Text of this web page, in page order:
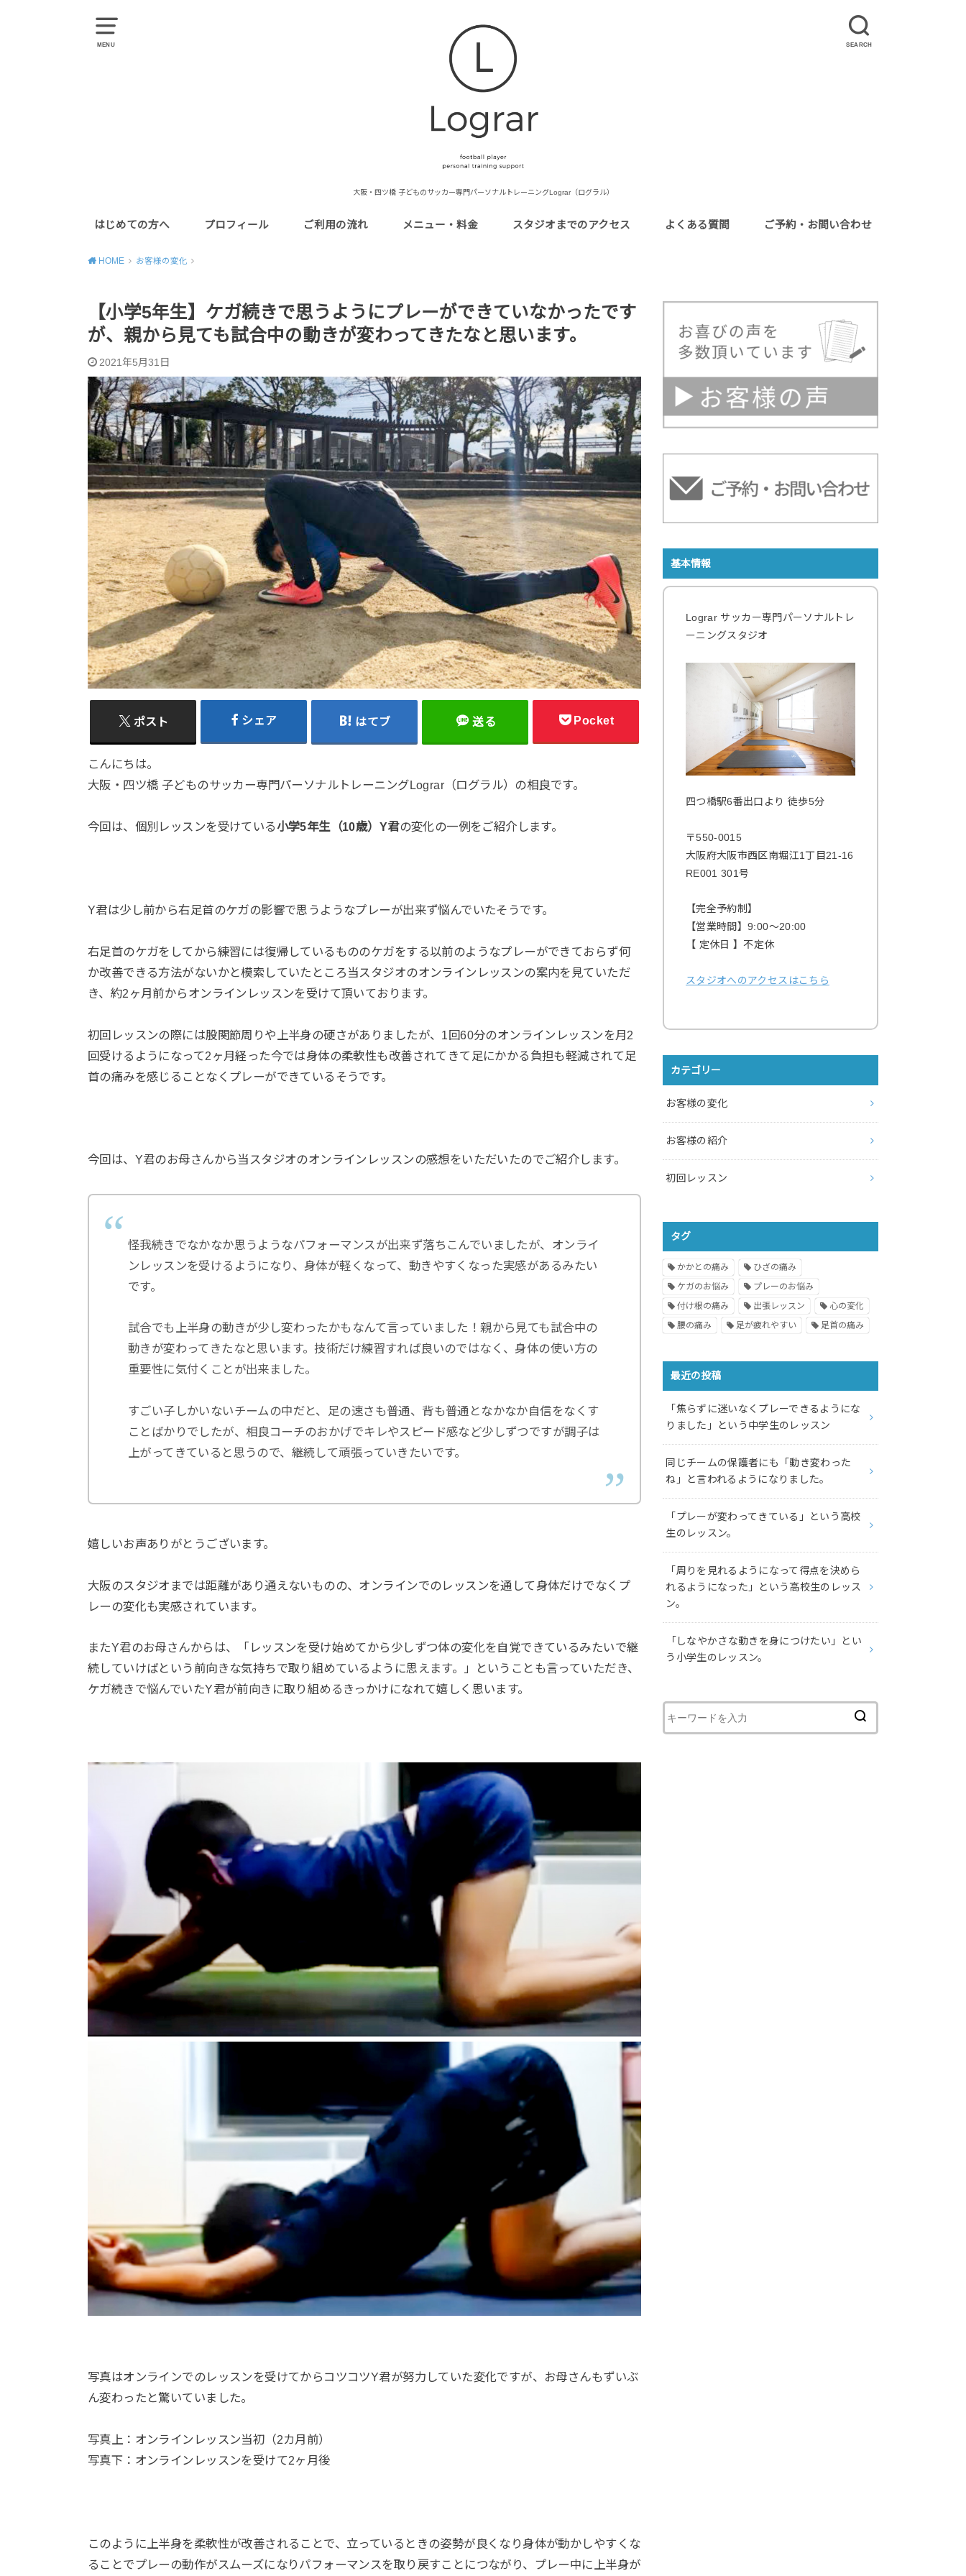
MENU SEARCH
大阪・四ツ橋 子どものサッカー専門パーソナルトレーニングLograr（ログラル）
はじめての方へ プロフィール ご利用の流れ メニュー・料金 スタジオまでのアクセス よくある質問 ご予約・お問い合わせ
HOME お客様の変化
【小学5年生】ケガ続きで思うようにプレーができていなかったです
が、親から見ても試合中の動きが変わってきたなと思います。
2021年5月31日
ポスト シェア はてブ 送る Pocket
こんにちは。
大阪・四ツ橋 子どものサッカー専門パーソナルトレーニングLograr（ログラル）の相良です。
今回は、個別レッスンを受けている小学5年生（10歳）Y君の変化の一例をご紹介します。
Y君は少し前から右足首のケガの影響で思うようなプレーが出来ず悩んでいたそうです。
右足首のケガをしてから練習には復帰しているもののケガをする以前のようなプレーができておらず何
か改善できる方法がないかと模索していたところ当スタジオのオンラインレッスンの案内を見ていただ
き、約2ヶ月前からオンラインレッスンを受けて頂いております。
初回レッスンの際には股関節周りや上半身の硬さがありましたが、1回60分のオンラインレッスンを月2
回受けるようになって2ヶ月経った今では身体の柔軟性も改善されてきて足にかかる負担も軽減されて足
首の痛みを感じることなくプレーができているそうです。
今回は、Y君のお母さんから当スタジオのオンラインレッスンの感想をいただいたのでご紹介します。
怪我続きでなかなか思うようなパフォーマンスが出来ず落ちこんでいましたが、オンライ
ンレッスンを受けるようになり、身体が軽くなって、動きやすくなった実感があるみたい
です。
試合でも上半身の動きが少し変わったかもなんて言っていました！親から見ても試合中の
動きが変わってきたなと思います。技術だけ練習すれば良いのではなく、身体の使い方の
重要性に気付くことが出来ました。
すごい子しかいないチームの中だと、足の速さも普通、背も普通となかなか自信をなくす
ことばかりでしたが、相良コーチのおかげでキレやスピード感など少しずつですが調子は
上がってきていると思うので、継続して頑張っていきたいです。
嬉しいお声ありがとうございます。
大阪のスタジオまでは距離があり通えないものの、オンラインでのレッスンを通して身体だけでなくプ
レーの変化も実感されています。
またY君のお母さんからは、「レッスンを受け始めてから少しずつ体の変化を自覚できているみたいで継
続していけばという前向きな気持ちで取り組めているように思えます。」ということも言っていただき、
ケガ続きで悩んでいたY君が前向きに取り組めるきっかけになれて嬉しく思います。
写真はオンラインでのレッスンを受けてからコツコツY君が努力していた変化ですが、お母さんもずいぶ
ん変わったと驚いていました。
写真上：オンラインレッスン当初（2カ月前）
写真下：オンラインレッスンを受けて2ヶ月後
このように上半身を柔軟性が改善されることで、立っているときの姿勢が良くなり身体が動かしやすくな
ることでプレーの動作がスムーズになりパフォーマンスを取り戻すことにつながり、プレー中に上半身が
基本情報
Lograr サッカー専門パーソナルトレ
ーニングスタジオ
四つ橋駅6番出口より 徒歩5分
〒550-0015
大阪府大阪市西区南堀江1丁目21-16
RE001 301号
【完全予約制】
【営業時間】9:00〜20:00
【 定休日 】不定休
スタジオへのアクセスはこちら
カテゴリー
お客様の変化
お客様の紹介
初回レッスン
タグ
かかとの痛み
ひざの痛み
ケガのお悩み
プレーのお悩み
付け根の痛み
出張レッスン
心の変化
腰の痛み
足が疲れやすい 足首の痛み
最近の投稿
「焦らずに迷いなくプレーできるようにな
りました」という中学生のレッスン
同じチームの保護者にも「動き変わった
ね」と言われるようになりました。
「プレーが変わってきている」という高校
生のレッスン。
「周りを見れるようになって得点を決めら
れるようになった」という高校生のレッス
ン。
⁡「しなやかさな動きを身につけたい」とい
う小学生のレッスン。